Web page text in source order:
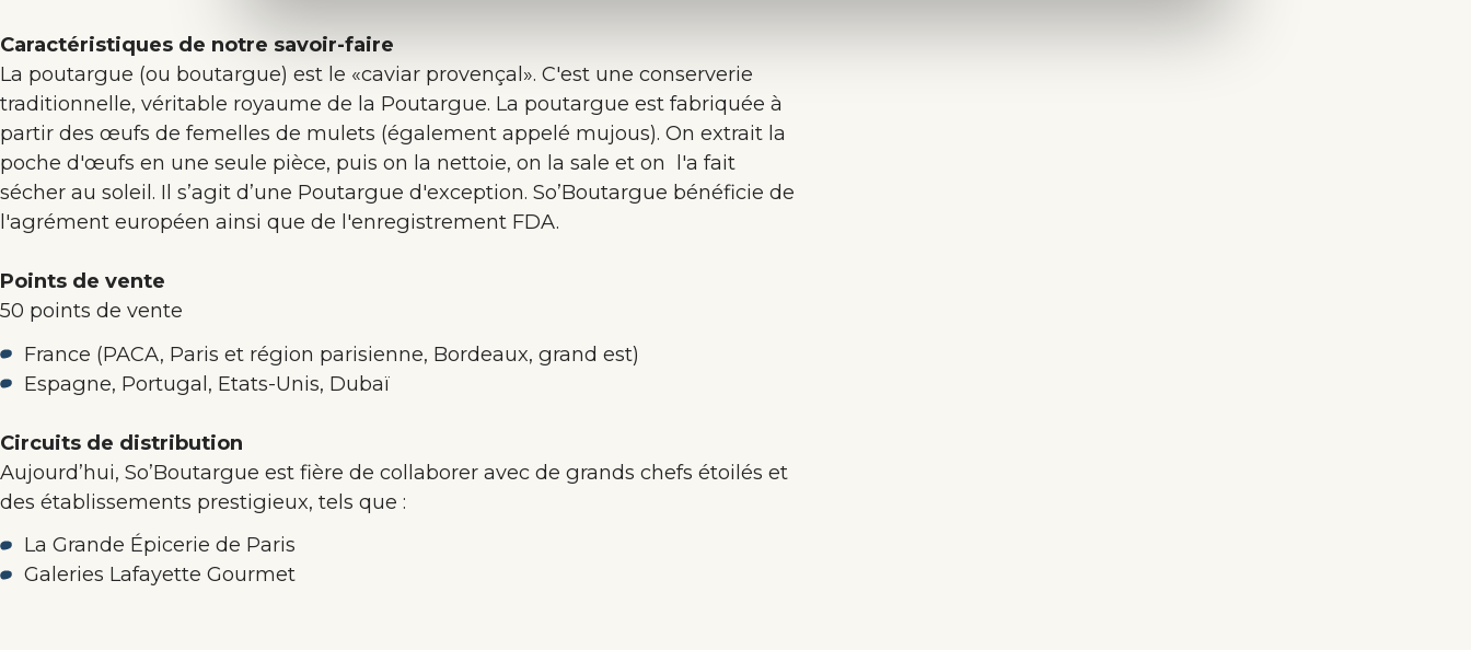
Caractéristiques de notre savoir-faire
La poutargue (ou boutargue) est le «caviar provençal». C'est une conserverie
traditionnelle, véritable royaume de la Poutargue. La poutargue est fabriquée à
partir des œufs de femelles de mulets (également appelé mujous). On extrait la
poche d'œufs en une seule pièce, puis on la nettoie, on la sale et on l'a fait
sécher au soleil. Il s’agit d’une Poutargue d'exception. So’Boutargue bénéficie de
l'agrément européen ainsi que de l'enregistrement FDA.
Points de vente
50 points de vente
France (PACA, Paris et région parisienne, Bordeaux, grand est)
Espagne, Portugal, Etats-Unis, Dubaï
Circuits de distribution
Aujourd’hui, So’Boutargue est fière de collaborer avec de grands chefs étoilés et
des établissements prestigieux, tels que :
La Grande Épicerie de Paris
Galeries Lafayette Gourmet